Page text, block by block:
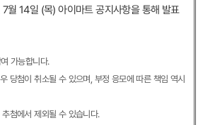
월 14일 (목) 아이마트 공지사항을 통해 발표
가능합니다.
당첨이 취소될 수 있으며, 부정 응모에 따른 책임 역시
첨에서 제외될 수 있습니다.